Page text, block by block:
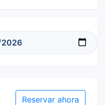
Reservar ahora